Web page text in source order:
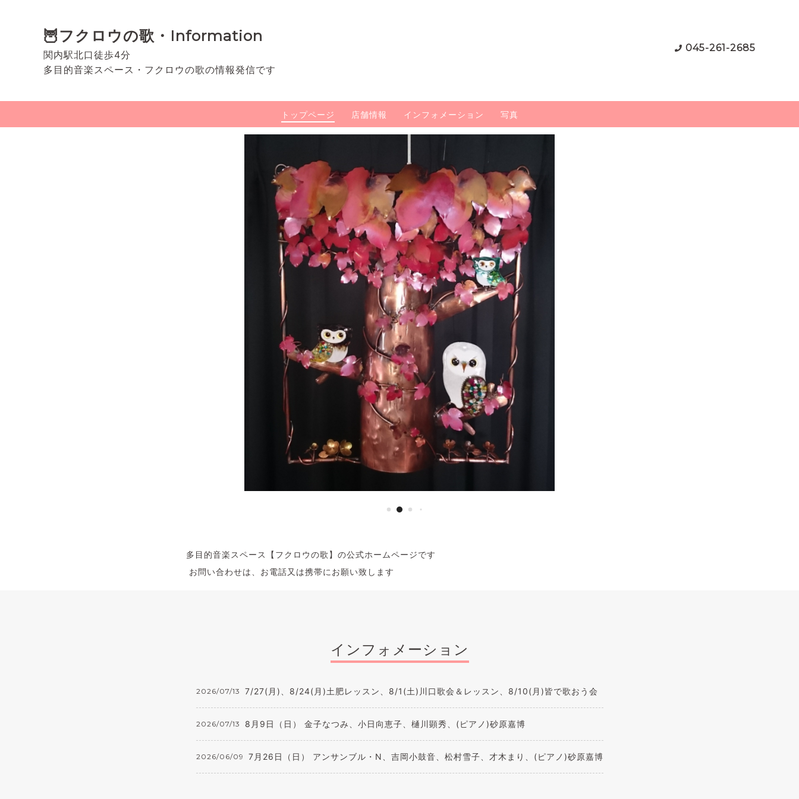
🦉フクロウの歌・Information
関内駅北口徒歩4分
多目的音楽スペース・フクロウの歌の情報発信です
045-261-2685
トップページ 店舗情報 インフォメーション 写真
多目的音楽スペース【フクロウの歌】の公式ホームページです
お問い合わせは、お電話又は携帯にお願い致します
インフォメーション
2026/07/13 7/27(月)、8/24(月)土肥レッスン、8/1(土)川口歌会＆レッスン、8/10(月)皆で歌おう会
2026/07/13 8月9日（日） 金子なつみ、小日向恵子、樋川顕秀、(ピアノ)砂原嘉博
2026/06/09 7月26日（日） アンサンブル・N、吉岡小鼓音、松村雪子、才木まり、(ピアノ)砂原嘉博